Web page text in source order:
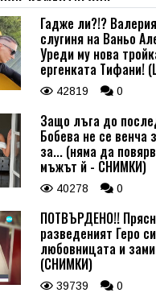
Гадже ли?!?
слугиня на Ваньо
Уреди му нова
ергенката Тифани!
42819 0
Защо лъга до
Бобева не се венча
за... (няма да
мъжът й - СНИМКИ)
40278 0
ПОТВЪРДЕНО!!
разведеният Геро
любовницата и
(СНИМКИ)
39739 0